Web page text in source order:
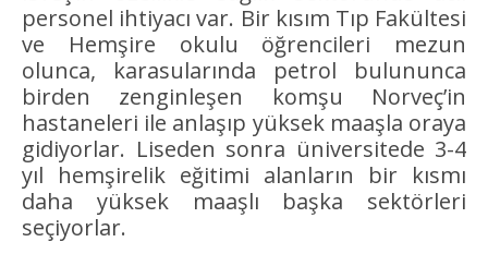
personel ihtiyacı var. Bir kısım Tıp Fakültesi
ve Hemşire okulu öğrencileri mezun
olunca, karasularında petrol bulununca
birden zenginleşen komşu Norveç’in
hastaneleri ile anlaşıp yüksek maaşla oraya
gidiyorlar. Liseden sonra üniversitede 3-4
yıl hemşirelik eğitimi alanların bir kısmı
daha yüksek maaşlı başka sektörleri
seçiyorlar.